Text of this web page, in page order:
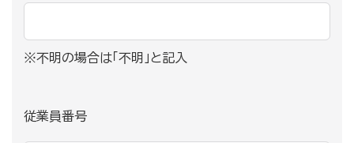
※不明の場合は「不明」と記入
従業員番号